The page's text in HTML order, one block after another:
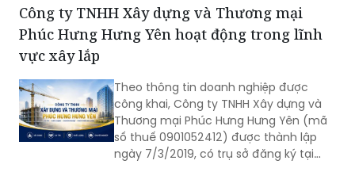
"luôn bận rộn", ngày làm việc dường
như không bao giờ kết thúc; nó chỉ đơn
thuần dịch chuyển theo các múi giờ
ngủ, lịch trình di chuyển dày đặc hay
văn hóa kỹ thuật số hoạt động 24/7 đã
tạo ra một gánh nặng thể chất mà hầu
hết các lời khuyên chăm sóc sức khỏe
truyền thống chưa từng tính đến.
vực xây lắp
Theo thông tin doanh nghiệp được
Thương mại Phúc Hưng Hưng Yên (mã
số thuế 0901052412) được thành lập
ngày 7/3/2019, có trụ sở đăng ký tại
Chợ Đầu, phường Hồng Châu, tỉnh Hưng
Yên. Người đại diện theo pháp luật là
ông Dương Văn Ngân, giữ chức vụ Giám
THÔNG BÁO THI HÀNH ÁN